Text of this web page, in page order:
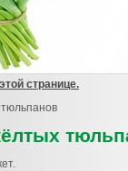
странице.